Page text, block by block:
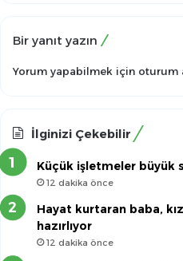
Bir yanıt yazın
Yorum yapabilmek için oturum
İlginizi Çekebilir
Küçük işletmeler büyük
12 dakika önce
Hayat kurtaran baba,
hazırlıyor
12 dakika önce